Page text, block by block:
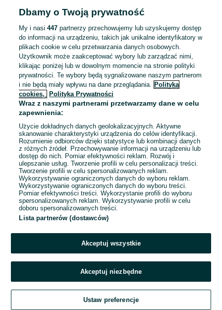
To ogłoszenie nie jest już dostępne
Przejdź na stronę główną
Dbamy o Twoją prywatność
My i nasi447 partnerzy przechowujemy lub uzyskujemy dostęp
do informacji na urządzeniu, takich jak unikalne identyfikatory w
plikach cookie w celu przetwarzania danych osobowych.
Użytkownik może zaakceptować wybory lub zarządzać nimi,
klikając poniżej lub w dowolnym momencie na stronie polityki
prywatności. Te wybory będą sygnalizowane naszym partnerom
i nie będą miały wpływu na dane przeglądania. Polityka
cookies,
Polityka Prywatności
Wraz z naszymi partnerami przetwarzamy dane w celu
zapewnienia:
Użycie dokładnych danych geolokalizacyjnych. Aktywne
skanowanie charakterystyki urządzenia do celów identyfikacji.
Rozumienie odbiorców dzięki statystyce lub kombinacji danych
z różnych źródeł. Przechowywanie informacji na urządzeniu lub
dostęp do nich. Pomiar efektywności reklam. Rozwój i
ulepszanie usług. Tworzenie profili w celu personalizacji treści.
Tworzenie profili w celu spersonalizowanych reklam.
Wykorzystywanie ograniczonych danych do wyboru reklam.
Wykorzystywanie ograniczonych danych do wyboru treści.
Pomiar efektywności treści. Wykorzystanie profili do wyboru
spersonalizowanych reklam. Wykorzystywanie profili w celu
doboru spersonalizowanych treści.
Lista partnerów (dostawców)
Akceptuj wszystkie
Akceptuj niezbędne
Ustaw preferencje